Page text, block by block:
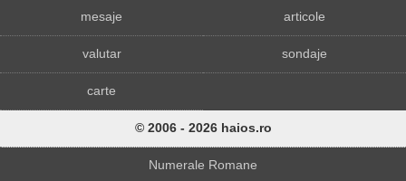
mesaje articole
valutar sondaje
carte
© 2006 - 2026 haios.ro
Numerale Romane